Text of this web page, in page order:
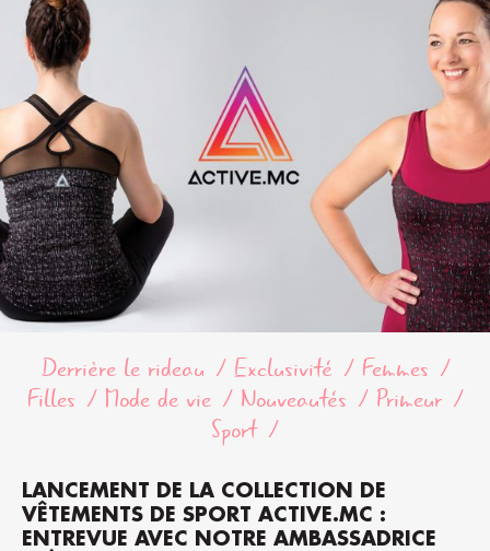
Derrière le rideau Exclusivité
Femmes
Filles
Mode de vie Nouveautés
Primeur
Sport
LANCEMENT DE LA COLLECTION DE
VÊTEMENTS DE SPORT ACTIVE.MC :
ENTREVUE AVEC NOTRE AMBASSADRICE